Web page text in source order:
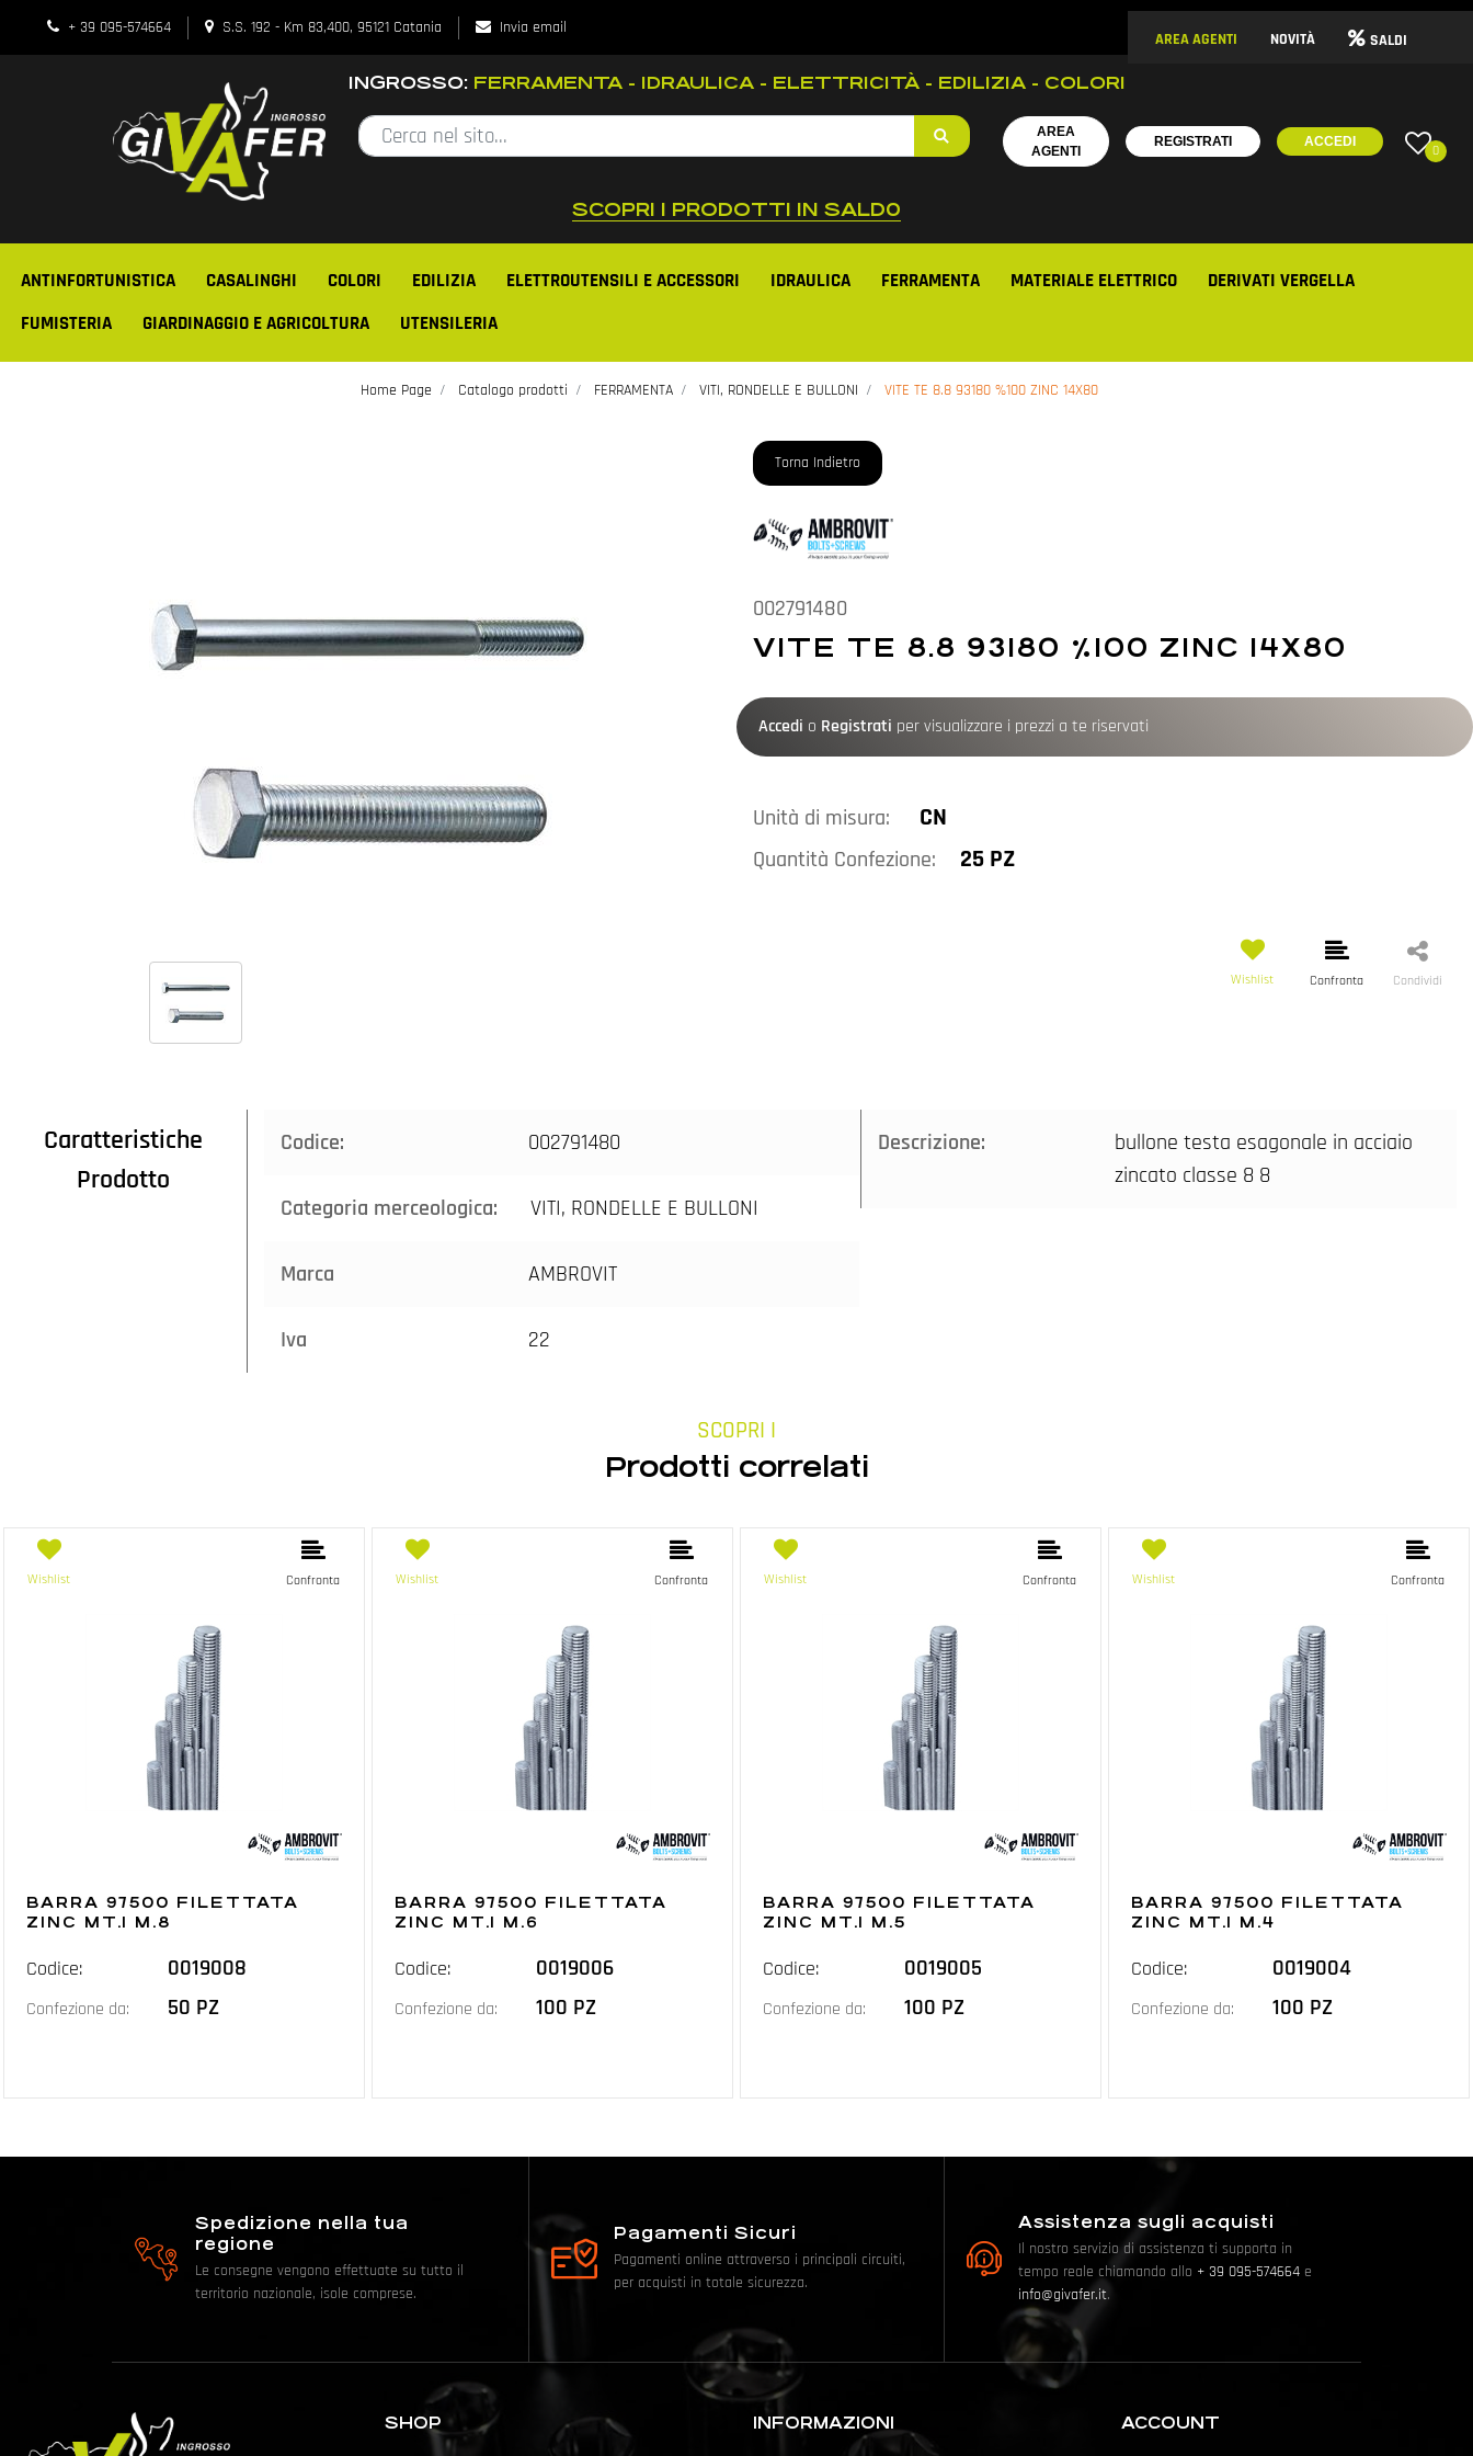
+ 39 095-574664 S.S. 192 - Km 83,400, 95121 Catania Invia email
AREA AGENTI NOVITÀ SALDI
INGROSSO:FERRAMENTA - IDRAULICA - ELETTRICITÀ - EDILIZIA - COLORI
AREA
AGENTI
REGISTRATI ACCEDI
0
SCOPRI I PRODOTTI IN SALD0
ANTINFORTUNISTICA CASALINGHI COLORI EDILIZIA ELETTROUTENSILI E ACCESSORI IDRAULICA FERRAMENTA MATERIALE ELETTRICO
DERIVATI VERGELLA
FUMISTERIA
GIARDINAGGIO E AGRICOLTURA UTENSILERIA
Home Page Catalogo prodotti FERRAMENTA VITI, RONDELLE E BULLONI VITE TE 8.8 93180 %100 ZINC 14X80
Torna Indietro
002791480
VITE TE 8.8 93180 %100 ZINC 14X80
Accedi o Registrati per visualizzare i prezzi a te riservati
Unità di misura: CN
Quantità Confezione: 25 PZ
Wishlist Confronta Condividi
Caratteristiche
Prodotto
Codice: 002791480
Categoria merceologica: VITI, RONDELLE E BULLONI
Marca AMBROVIT
Iva 22
Descrizione:
bullone testa esagonale in acciaio
zincato classe 8 8
SCOPRI I
Prodotti correlati
Wishlist Confronta
BARRA 97500 FILETTATA
ZINC MT.1 M.8
Codice: 0019008
Confezione da: 50 PZ
Wishlist Confronta
BARRA 97500 FILETTATA
ZINC MT.1 M.6
Codice: 0019006
Confezione da: 100 PZ
Wishlist Confronta
BARRA 97500 FILETTATA
ZINC MT.1 M.5
Codice: 0019005
Confezione da: 100 PZ
Wishlist Confronta
BARRA 97500 FILETTATA
ZINC MT.1 M.4
Codice: 0019004
Confezione da: 100 PZ
Spedizione nella tua
regione
Le consegne vengono effettuate su tutto il
territorio nazionale, isole comprese.
Pagamenti Sicuri
Pagamenti online attraverso i principali circuiti,
per acquisti in totale sicurezza.
Assistenza sugli acquisti
Il nostro servizio di assistenza ti supporta in
tempo reale chiamando allo + 39 095-574664e
info@givafer.it.
SHOP INFORMAZIONI ACCOUNT